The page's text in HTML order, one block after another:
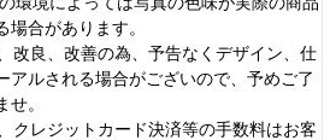
場合があります。
改良、改善の為、予告なくデザイン、仕
アルされる場合がございので、予めご了
せ。
クレジットカード決済等の手数料はお客